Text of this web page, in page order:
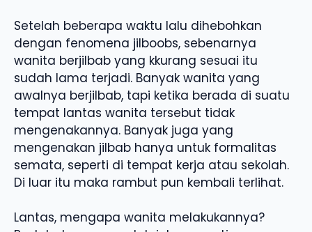
Setelah beberapa waktu lalu dihebohkan
dengan fenomena jilboobs, sebenarnya
wanita berjilbab yang kkurang sesuai itu
sudah lama terjadi. Banyak wanita yang
awalnya berjilbab, tapi ketika berada di suatu
tempat lantas wanita tersebut tidak
mengenakannya. Banyak juga yang
mengenakan jilbab hanya untuk formalitas
semata, seperti di tempat kerja atau sekolah.
Di luar itu maka rambut pun kembali terlihat.
Lantas, mengapa wanita melakukannya?